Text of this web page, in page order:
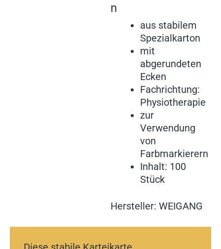
n
aus stabilem
Spezialkarton
mit
abgerundeten
Ecken
Fachrichtung:
Physiotherapie
zur
Verwendung
von
Farbmarkierern
Inhalt: 100
Stück
Hersteller: WEIGANG